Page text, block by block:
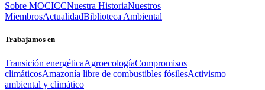
Sobre MOCICCNuestra HistoriaNuestros
MiembrosActualidadBiblioteca Ambiental
Trabajamos en
Transición energéticaAgroecologíaCompromisos
climáticosAmazonía libre de combustibles fósilesActivismo
ambiental y climático